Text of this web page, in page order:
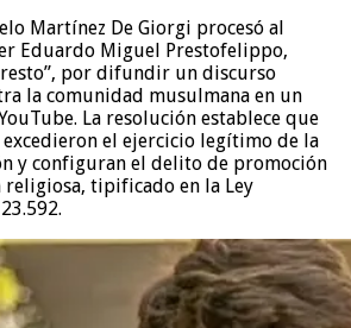
Martínez De Giorgi procesó al
Eduardo Miguel Prestofelippo,
por difundir un discurso
la comunidad musulmana en un
La resolución establece que
excedieron el ejercicio legítimo de la
y configuran el delito de promoción
tipificado en la Ley